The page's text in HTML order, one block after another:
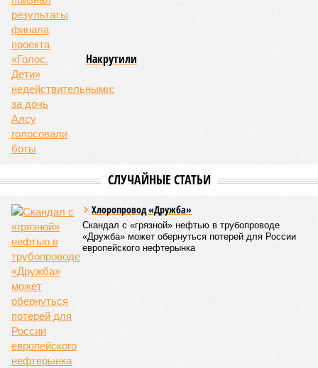
визави. На этом фоне возникают некоторые догадки –
почему два откровенных теракта Киева, убившие наших
гражданских, остались не то чтобы незамеченными – не
стали новостями с первых полос, скажем так.
«Просочившаяся информация о том, что на секретных
переговорах в Вене Россию представлял Александр
Стальевич – информация невесёлая,
впечатлениями общественница
– основной спикер и интерфейс ельцинской «семьи»,
главных заинтересованных лиц в нашем поражении-
замирении. Печальных выводов два: наверху до сих пор
верят, что договорнячок возможен, а «семья» отнюдь не
канула в Лету, а вполне при делах».
Но в Balzi Rossi ударили не просто по мирным людям –
ударили по элите, наотмашь, на виду у честного народа.
«Это один из самых дорогих ресторанов Москвы, –
уточняет общественница
Анастасия Кашеварова
году его выставляли на продажу почти за миллиард
рублей. Этот ресторан для очень богатых людей, цены
там очень кусаются»
сомнения, что украинские террористы смогли бы
самостоятельно осуществить диверсию в таком месте – уж
не оказали ли им помощь их европейские покровители?
крайне сомневаюсь, чтобы ГУР и СБУ были бы способны